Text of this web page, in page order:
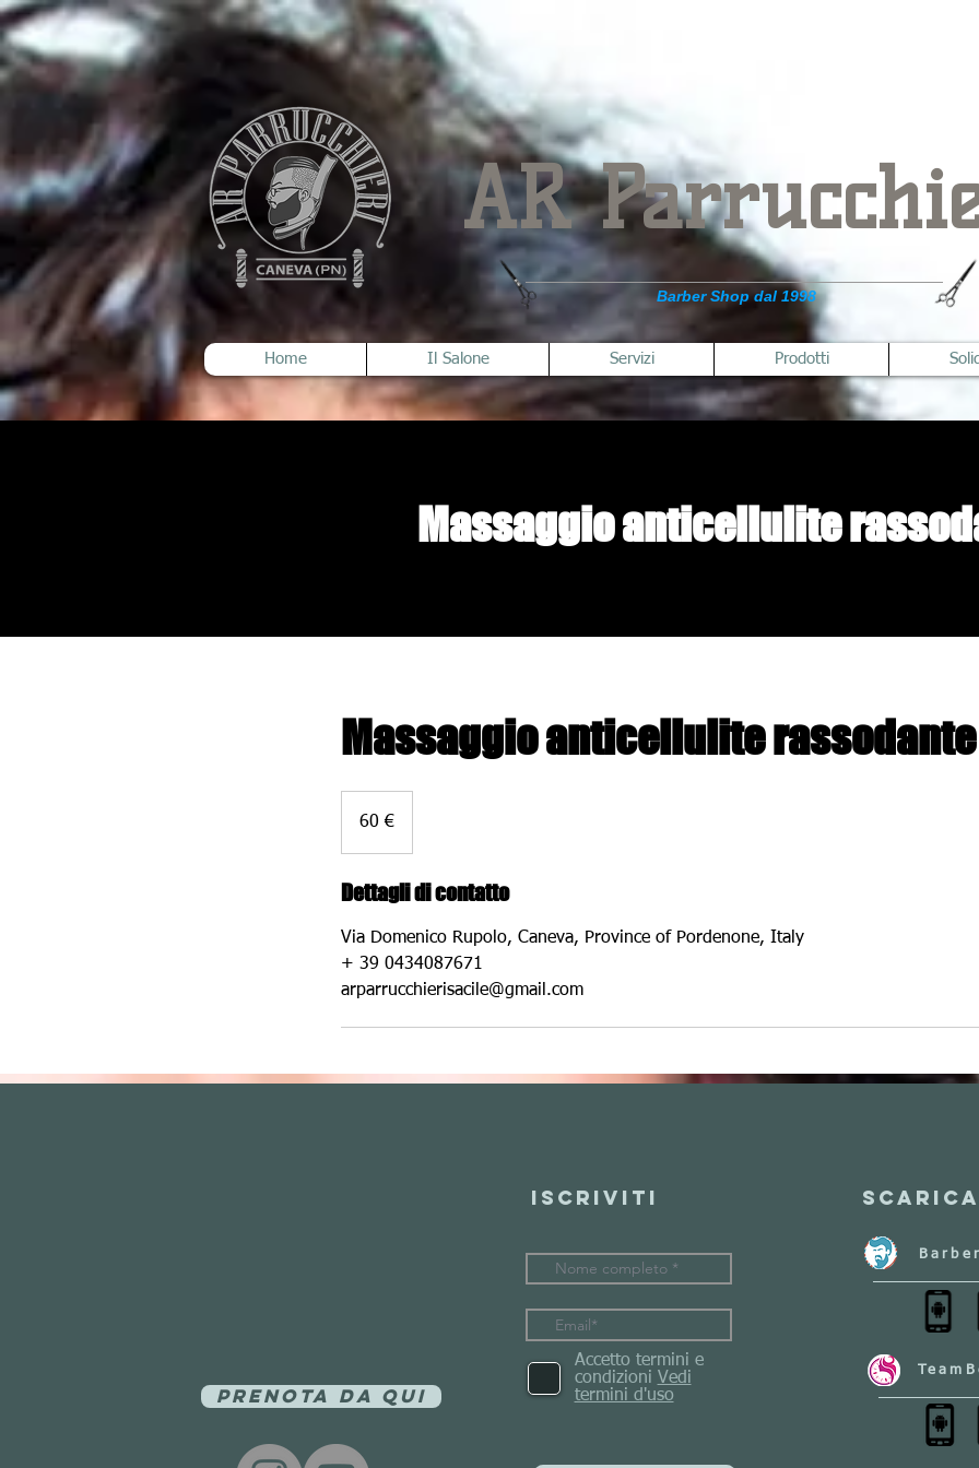
AR
Barber Shop dal 1998
Home Il Salone Servizi Prodotti
Massaggio anticellulite
Massaggio anticellulite rassodante
60 €
Dettagli di contatto
Via Domenico Rupolo, Caneva, Province of Pordenone, Italy
+ 39 0434087671
arparrucchierisacile@gmail.com
Prenota da qui
Iscriviti
Accetto termini e
condizioni Vedi
termini d'uso